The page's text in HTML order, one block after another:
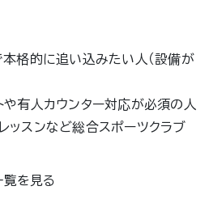
本格的に追い込みたい人（設備が
や有人カウンター対応が必須の人
ッスンなど総合スポーツクラブ
を見る